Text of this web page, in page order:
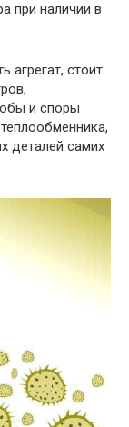
при наличии в
агрегат, стоит
и споры
деталей самих